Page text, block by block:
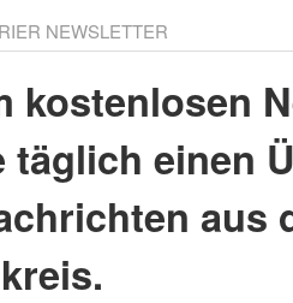
NEWSLETTER
kostenlosen
täglich einen
aus